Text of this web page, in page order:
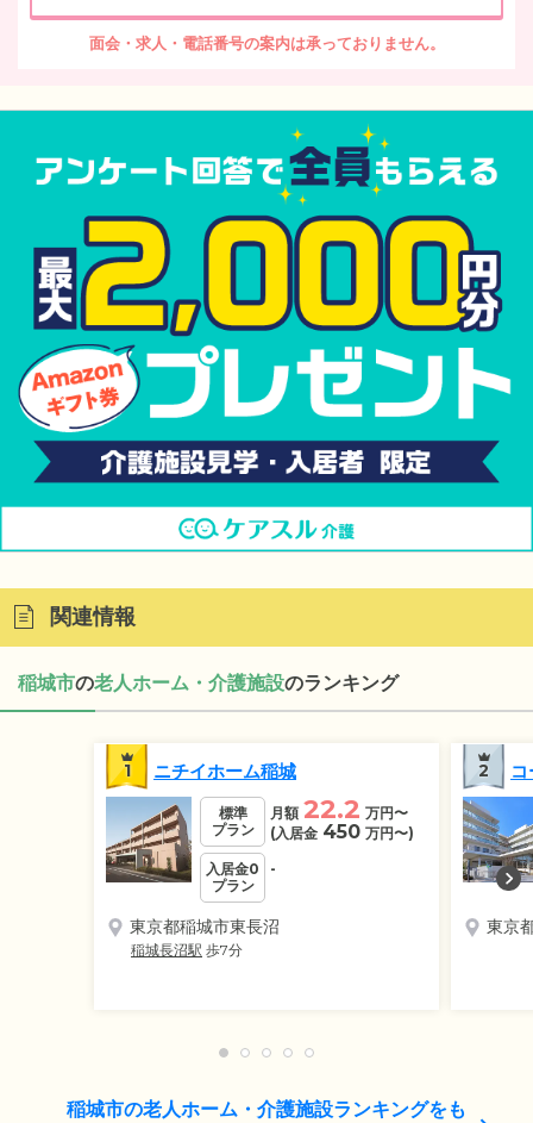
面会・求人・電話番号の案内は承っておりません。
関連情報
稲城市の老人ホーム・介護施設のランキング
1 ニチイホーム稲城
標準
プラン
月額 22.2 万円〜
(入居金 450 万円〜)
入居金0
プラン
-
東京都稲城市東長沼
稲城長沼駅 歩7分
2
東京
稲城市の老人ホーム・介護施設ランキングをも